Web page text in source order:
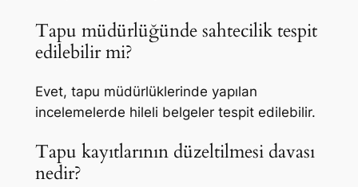
Tapu müdürlüğünde sahtecilik tespit
edilebilir mi?
Evet, tapu müdürlüklerinde yapılan
incelemelerde hileli belgeler tespit edilebilir.
Tapu kayıtlarının düzeltilmesi davası
nedir?